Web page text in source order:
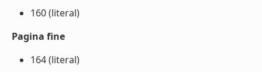
160 (literal)
Pagina fine
164 (literal)